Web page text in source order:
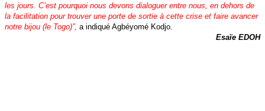
les jours. C’est pourquoi nous devons dialoguer entre nous, en dehors de
la facilitation pour trouver une porte de sortie à cette crise et faire avancer
notre bijou (le Togo)”, a indiqué Agbéyomé Kodjo.
Esaïe EDOH